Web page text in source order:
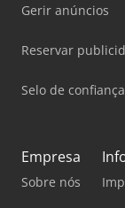
Gerir anúncios
Reservar
Selo de confiança
Empresa
Sobre nós